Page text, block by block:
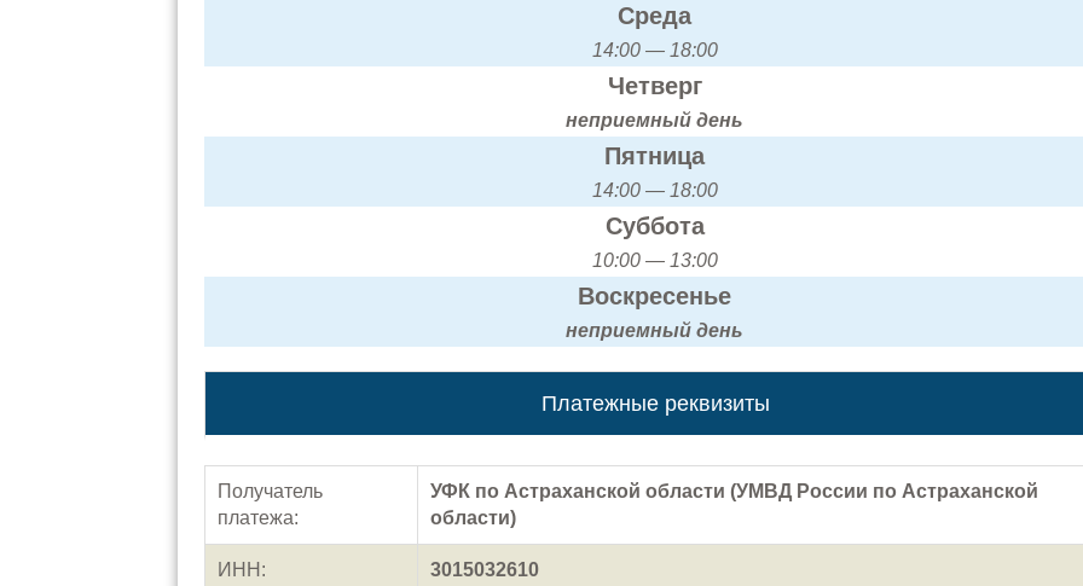
Среда
14:00 — 18:00
Четверг
неприемный день
Пятница
14:00 — 18:00
Суббота
10:00 — 13:00
Воскресенье
неприемный день
Платежные реквизиты
Получатель
платежа:
УФК по Астраханской области (УМВД России по Астраханской
области)
ИНН: 3015032610